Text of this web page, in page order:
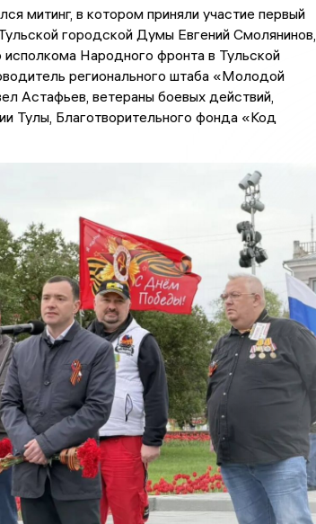
митинг, в котором приняли участие первый
городской Думы Евгений Смолянинов,
исполкома Народного фронта в Тульской
регионального штаба «Молодой
Астафьев, ветераны боевых действий,
Тулы, Благотворительного фонда «Код